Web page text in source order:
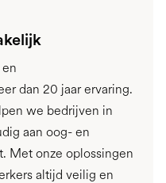
dan 20 jaar ervaring.
we bedrijven in
aan oog- en
Met onze oplossingen
altijd veilig en